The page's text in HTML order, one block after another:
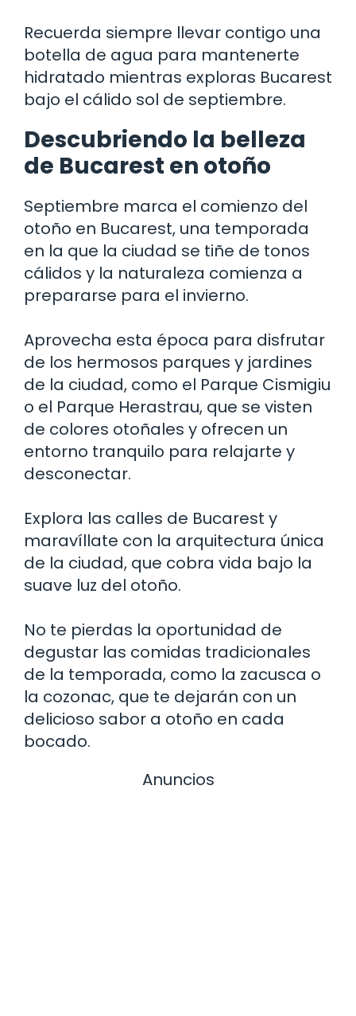
Recuerda siempre llevar contigo una
botella de agua para mantenerte
hidratado mientras exploras Bucarest
bajo el cálido sol de septiembre.
Descubriendo la belleza
de Bucarest en otoño
Septiembre marca el comienzo del
otoño en Bucarest, una temporada
en la que la ciudad se tiñe de tonos
cálidos y la naturaleza comienza a
prepararse para el invierno.
Aprovecha esta época para disfrutar
de los hermosos parques y jardines
de la ciudad, como el Parque Cismigiu
o el Parque Herastrau, que se visten
de colores otoñales y ofrecen un
entorno tranquilo para relajarte y
desconectar.
Explora las calles de Bucarest y
maravíllate con la arquitectura única
de la ciudad, que cobra vida bajo la
suave luz del otoño.
No te pierdas la oportunidad de
degustar las comidas tradicionales
de la temporada, como la zacusca o
la cozonac, que te dejarán con un
delicioso sabor a otoño en cada
bocado.
Anuncios